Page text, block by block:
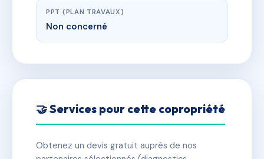
PPT (PLAN TRAVAUX)
Non concerné
🤝 Services pour cette copropriété
Obtenez un devis gratuit auprès de nos